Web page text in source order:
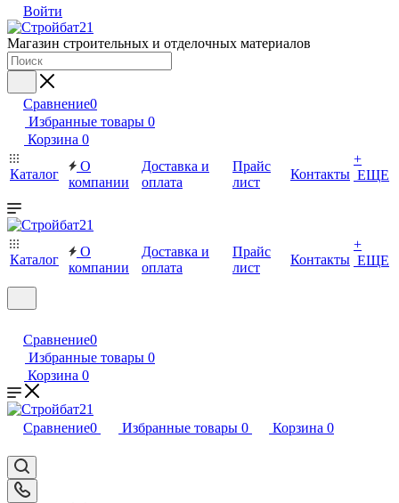
Войти
Магазин строительных и отделочных материалов
Сравнение0
Избранные товары 0
Корзина 0
Каталог
О
компании
Доставка и
оплата
Прайс
лист
Контакты
+
ЕЩЕ
Каталог
О
компании
Доставка и
оплата
Прайс
лист
Контакты
+
ЕЩЕ
Сравнение0
Избранные товары 0
Корзина 0
Сравнение0 Избранные товары 0 Корзина 0